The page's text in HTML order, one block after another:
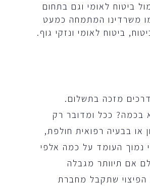
ביטוח לאומי וגם בתחום
משרדינו המתמחה כמעט
ביטוח לאומי ונזקי גוף.
מזכה בתשלום.
בכמה? ככל ומדובר רק
או בבעיה רפואית חולפת,
נמוך העומד על כמה אלפי
אם תיוותר מגבלה
הפיצוי שתקבל מחברת